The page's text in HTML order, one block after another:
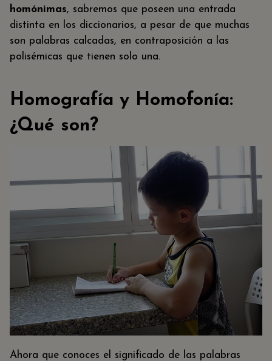
homónimas, sabremos que poseen una entrada
distinta en los diccionarios, a pesar de que muchas
son palabras calcadas, en contraposición a las
polisémicas que tienen solo una.
Homografía y Homofonía:
¿Qué son?
Ahora que conoces el significado de las palabras